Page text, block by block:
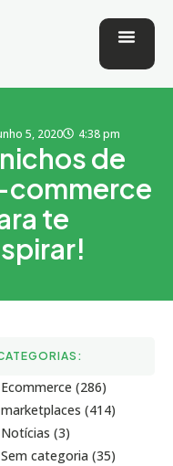
5, 2020 4:38 pm
de
te
Ecommerce (286)
marketplaces (414)
Notícias (3)
Sem categoria (35)